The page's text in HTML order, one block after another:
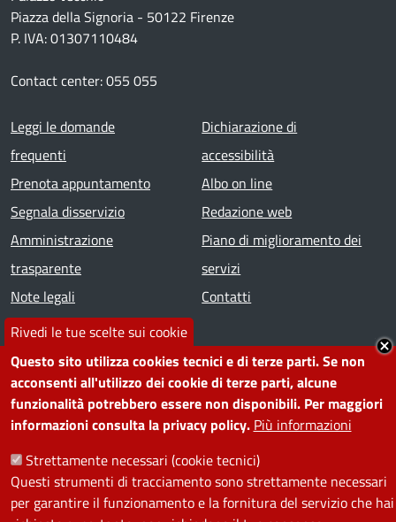
Rivedi le tue scelte sui cookie
Questo sito utilizza cookies tecnici e di terze parti. Se non
acconsenti all'utilizzo dei cookie di terze parti, alcune
funzionalità potrebbero essere non disponibili. Per maggiori
informazioni consulta la privacy policy. Più informazioni
Strettamente necessari (cookie tecnici)
Questi strumenti di tracciamento sono strettamente necessari
per garantire il funzionamento e la fornitura del servizio che hai
Piazza della Signoria - 50122 Firenze
P. IVA: 01307110484
Contact center: 055 055
Footer menu
Leggi le domande
frequenti
Prenota appuntamento
Segnala disservizio
Amministrazione
trasparente
Note legali
Dichiarazione di
accessibilità
Albo on line
Redazione web
Piano di miglioramento dei
servizi
Contatti
SEGUICI SU
Facebook
Instagram
YouTube
Telegram
WhatsApp
TwitterLinkedin
Useful links section
La Privacy nel Comune
PRIVACY